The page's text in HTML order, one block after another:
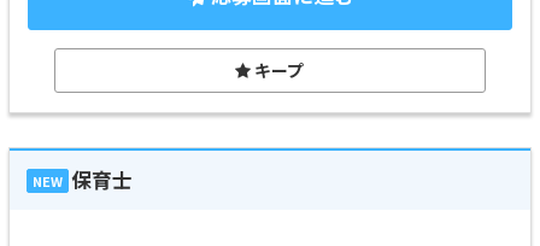
キープ
NEW 保育士